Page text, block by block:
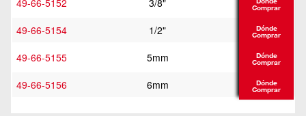
49-66-5152
3/8"
49-66-5154
1/2"
49-66-5155
5mm
49-66-5156
6mm
Comprar
Dónde
Comprar
Dónde
Comprar
Dónde
Comprar